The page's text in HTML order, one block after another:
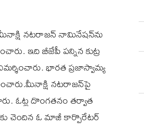
మీనాక్షి నటరాజన్ నామినేషన్‌ను
ఇది బీజేపీ పన్నిన కుట్ర
భారత ప్రజాస్వామ్య
నటరాజన్‌పై
ఓట్ల దొంగతనం తర్వాత
చెందిన ఓ మాజీ కార్పొరేటర్